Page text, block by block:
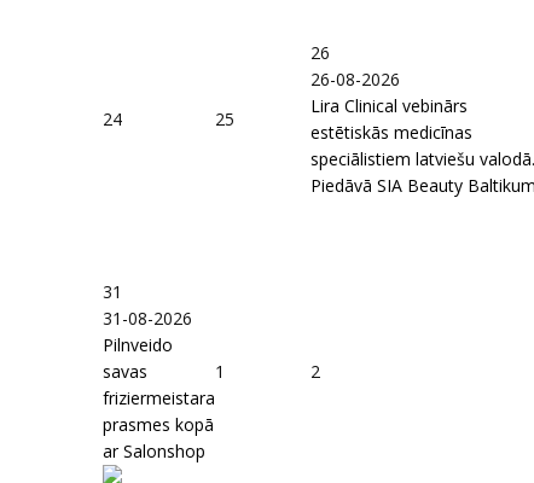
24 25
26
26-08-2026
Lira Clinical vebinārs
estētiskās medicīnas
speciālistiem latviešu valodā.
Piedāvā SIA Beauty
31
31-08-2026
Pilnveido
savas
friziermeistara
prasmes kopā
ar Salonshop
1 2